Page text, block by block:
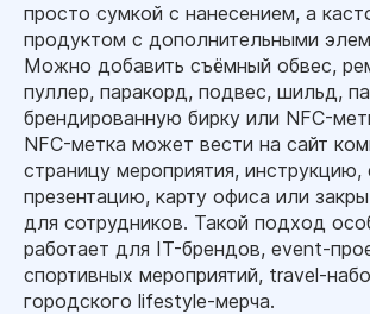
просто сумкой с нанесением, а
продуктом с дополнительными
Можно добавить съёмный обвес,
пуллер, паракорд, подвес, шильд,
брендированную бирку или NFC-
NFC-метка может вести на сайт
страницу мероприятия, инструкцию,
презентацию, карту офиса или
для сотрудников. Такой подход
работает для IT-брендов, event-
спортивных мероприятий, travel-
городского lifestyle-мерча.